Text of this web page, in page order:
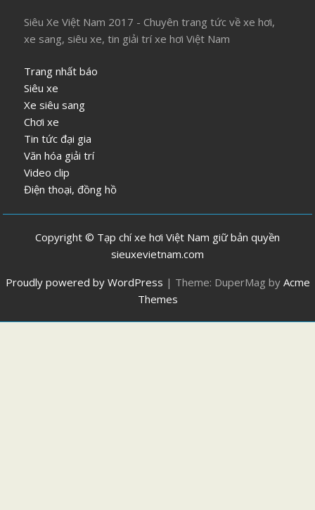
Siêu Xe Việt Nam 2017 - Chuyên trang tức về xe hơi,
xe sang, siêu xe, tin giải trí xe hơi Việt Nam
Trang nhất báo
Siêu xe
Xe siêu sang
Chơi xe
Tin tức đại gia
Văn hóa giải trí
Video clip
Điện thoại, đồng hồ
Copyright © Tạp chí xe hơi Việt Nam giữ bản quyền
sieuxevietnam.com
Proudly powered by WordPress | Theme: DuperMag by Acme
Themes